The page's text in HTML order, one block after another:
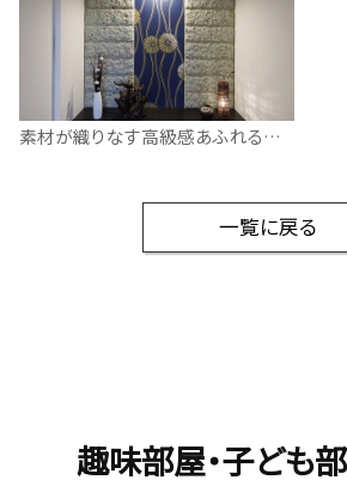
素材が織りなす高級感あふれる優雅なお住まい
一覧に戻る
趣味部屋・子ども